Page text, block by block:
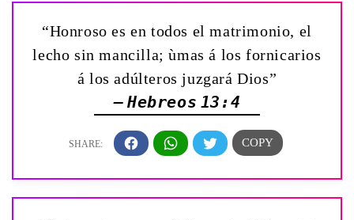
“Honroso es en todos el matrimonio, el
lecho sin mancilla; ùmas á los fornicarios
á los adúlteros juzgará Dios”
— Hebreos 13:4